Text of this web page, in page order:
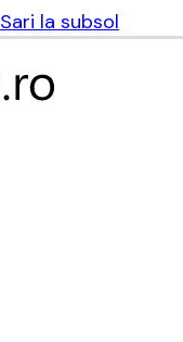
Sari la subsol